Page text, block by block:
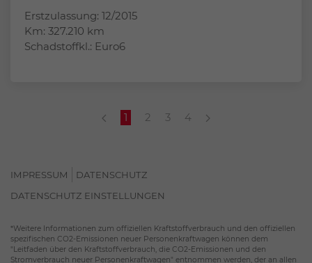
Erstzulassung: 12/2015
Km: 327.210 km
Schadstoffkl.: Euro6
1 2 3 4
IMPRESSUM
DATENSCHUTZ
DATENSCHUTZ EINSTELLUNGEN
*Weitere Informationen zum offiziellen Kraftstoffverbrauch und den offiziellen
spezifischen CO2-Emissionen neuer Personenkraftwagen können dem
"Leitfaden über den Kraftstoffverbrauch, die CO2-Emissionen und den
Stromverbrauch neuer Personenkraftwagen" entnommen werden, der an allen